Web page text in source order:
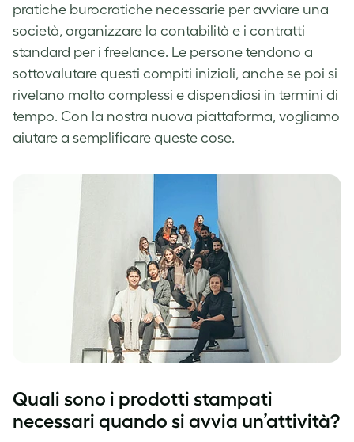
pratiche burocratiche necessarie per avviare una
società, organizzare la contabilità e i contratti
standard per i freelance. Le persone tendono a
sottovalutare questi compiti iniziali, anche se poi si
rivelano molto complessi e dispendiosi in termini di
tempo. Con la nostra nuova piattaforma, vogliamo
aiutare a semplificare queste cose.
Quali sono i prodotti stampati
necessari quando si avvia un’attività?